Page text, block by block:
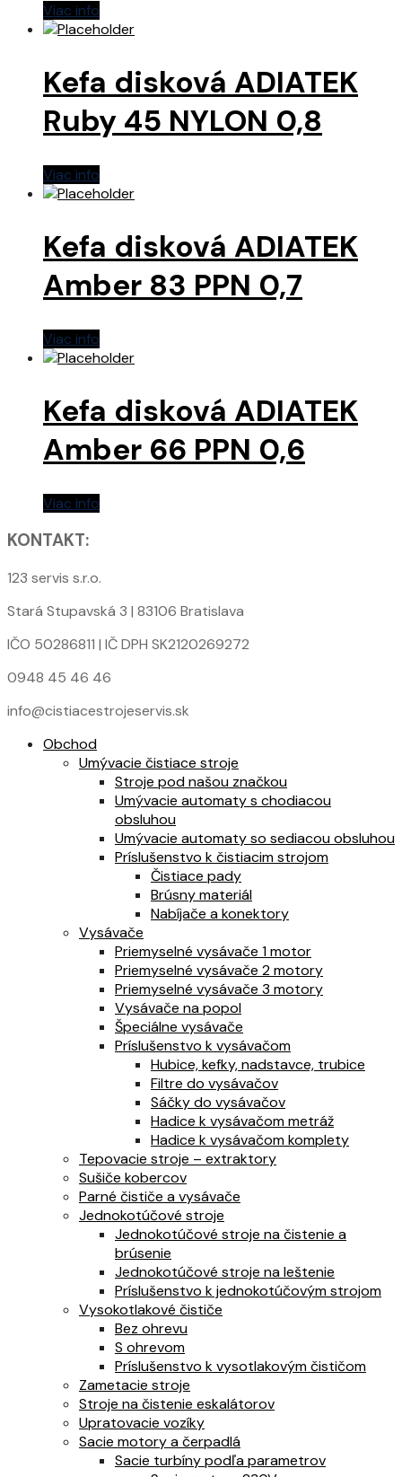
Viac info
Kefa disková ADIATEK
Ruby 45 NYLON 0,8
Viac info
Kefa disková ADIATEK
Amber 83 PPN 0,7
Viac info
Kefa disková ADIATEK
Amber 66 PPN 0,6
Viac info
KONTAKT:
123 servis s.r.o.
Stará Stupavská 3 | 83106 Bratislava
IČO 50286811 | IČ DPH SK2120269272
0948 45 46 46
info@cistiacestrojeservis.sk
Obchod
Umývacie čistiace stroje
Stroje pod našou značkou
Umývacie automaty s chodiacou
obsluhou
Umývacie automaty so sediacou obsluhou
Príslušenstvo k čistiacim strojom
Čistiace pady
Brúsny materiál
Nabíjače a konektory
Vysávače
Priemyselné vysávače 1 motor
Priemyselné vysávače 2 motory
Priemyselné vysávače 3 motory
Vysávače na popol
Špeciálne vysávače
Príslušenstvo k vysávačom
Hubice, kefky, nadstavce, trubice
Filtre do vysávačov
Sáčky do vysávačov
Hadice k vysávačom metráž
Hadice k vysávačom komplety
Tepovacie stroje – extraktory
Sušiče kobercov
Parné čističe a vysávače
Jednokotúčové stroje
Jednokotúčové stroje na čistenie a
brúsenie
Jednokotúčové stroje na leštenie
Príslušenstvo k jednokotúčovým strojom
Vysokotlakové čističe
Bez ohrevu
S ohrevom
Príslušenstvo k vysotlakovým čističom
Zametacie stroje
Stroje na čistenie eskalátorov
Upratovacie vozíky
Sacie motory a čerpadlá
Sacie turbíny podľa parametrov